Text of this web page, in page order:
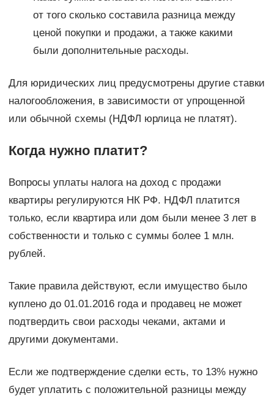
от того сколько составила разница между
ценой покупки и продажи, а также какими
были дополнительные расходы.
Для юридических лиц предусмотрены другие ставки
налогообложения, в зависимости от упрощенной
или обычной схемы (НДФЛ юрлица не платят).
Когда нужно платит?
Вопросы уплаты налога на доход с продажи
квартиры регулируются НК РФ. НДФЛ платится
только, если квартира или дом были менее 3 лет в
собственности и только с суммы более 1 млн.
рублей.
Такие правила действуют, если имущество было
куплено до 01.01.2016 года и продавец не может
подтвердить свои расходы чеками, актами и
другими документами.
Если же подтверждение сделки есть, то 13% нужно
будет уплатить с положительной разницы между